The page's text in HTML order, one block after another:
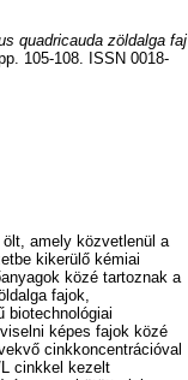
quadricauda zöldalga faj
105-108. ISSN 0018-
amely közvetlenül a
kikerülő kémiai
közé tartoznak a
fajok,
biotechnológiai
képes fajok közé
cinkkoncentrációval
cinkkel kezelt